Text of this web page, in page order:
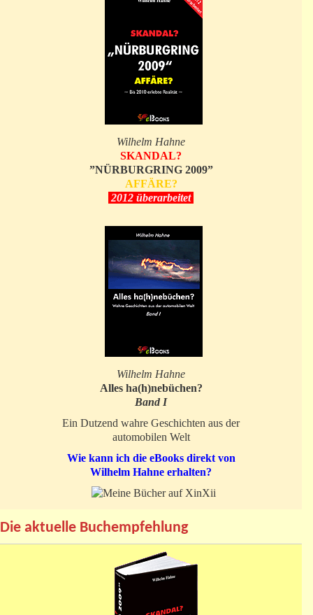
Wilhelm Hahne
SKANDAL?
”NÜRBURGRING 2009”
AFFÄRE?
2012 überarbeitet
Wilhelm Hahne
Alles ha(h)nebüchen?
Band I
Ein Dutzend wahre Geschichten aus der
automobilen Welt
Wie kann ich die eBooks direkt von
Wilhelm Hahne erhalten?
Die aktuelle Buchempfehlung